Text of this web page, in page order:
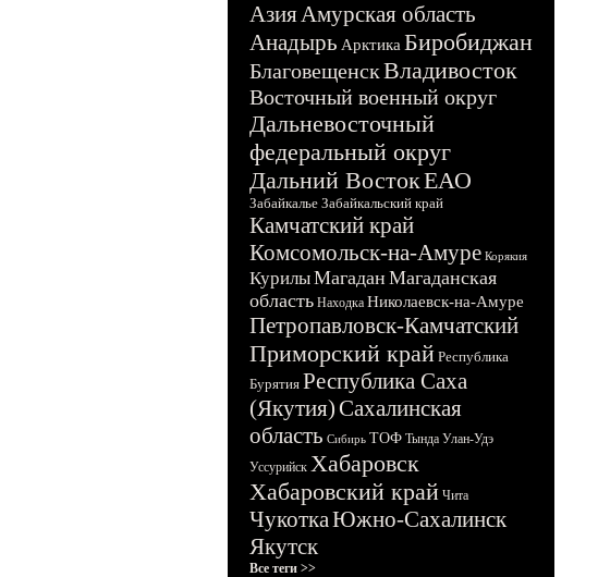
АзияАмурская область
Анадырь Арктика Биробиджан
БлаговещенскВладивосток
Восточный военный округ
Дальневосточный
федеральный округ
Дальний ВостокЕАО
Забайкалье Забайкальский край
Камчатский край
Комсомольск-на-Амуре Корякия
КурилыМагадан Магаданская
область Находка Николаевск-на-Амуре
Петропавловск-Камчатский
Приморский край Республика
Бурятия Республика Саха
(Якутия)Сахалинская
область Сибирь ТОФ Тында Улан-Удэ
Уссурийск Хабаровск
Хабаровский край Чита
ЧукоткаЮжно-Сахалинск
Якутск
Все теги >>